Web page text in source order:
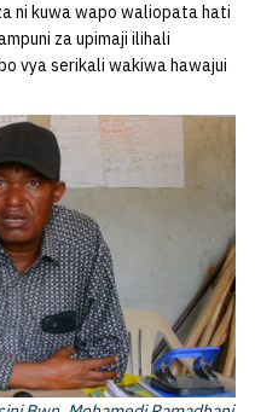
ni kuwa wapo waliopata hati
za upimaji ilihali
vya serikali wakiwa hawajui